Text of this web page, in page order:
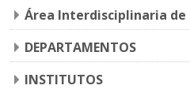
Área Interdisciplinaria de
DEPARTAMENTOS
INSTITUTOS